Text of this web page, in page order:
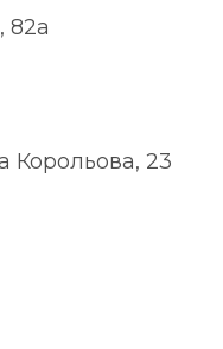
82а
Корольова, 23